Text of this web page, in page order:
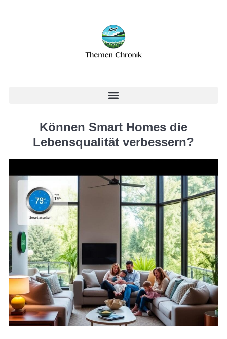
Können Smart Homes die
Lebensqualität verbessern?